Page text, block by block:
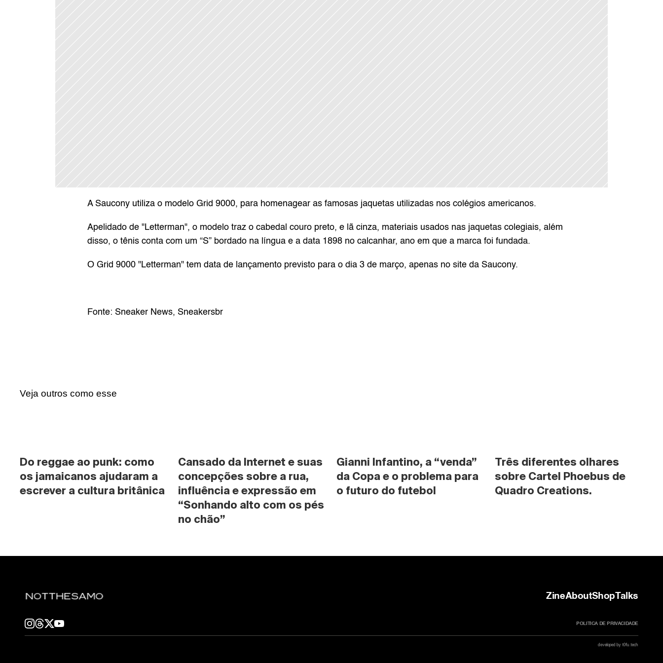
A Saucony utiliza o modelo Grid 9000, para homenagear as famosas jaquetas utilizadas nos colégios americanos.
Apelidado de "Letterman", o modelo traz o cabedal couro preto, e lã cinza, materiais usados nas jaquetas colegiais, além
disso, o tênis conta com um “S” bordado na língua e a data 1898 no calcanhar, ano em que a marca foi fundada.
O Grid 9000 "Letterman" tem data de lançamento previsto para o dia 3 de março, apenas no site da Saucony.
Fonte: Sneaker News, Sneakersbr
Veja outros como esse
Do reggae ao punk: como
os jamaicanos ajudaram a
escrever a cultura britânica
Cansado da Internet e suas
concepções sobre a rua,
influência e expressão em
“Sonhando alto com os pés
no chão”
Gianni Infantino, a “venda”
da Copa e o problema para
o futuro do futebol
Três diferentes olhares
sobre Cartel Phoebus de
Quadro Creations.
ZineAboutShopTalks
POLITICA DE PRIVACIDADE
developed by t0fu.tech